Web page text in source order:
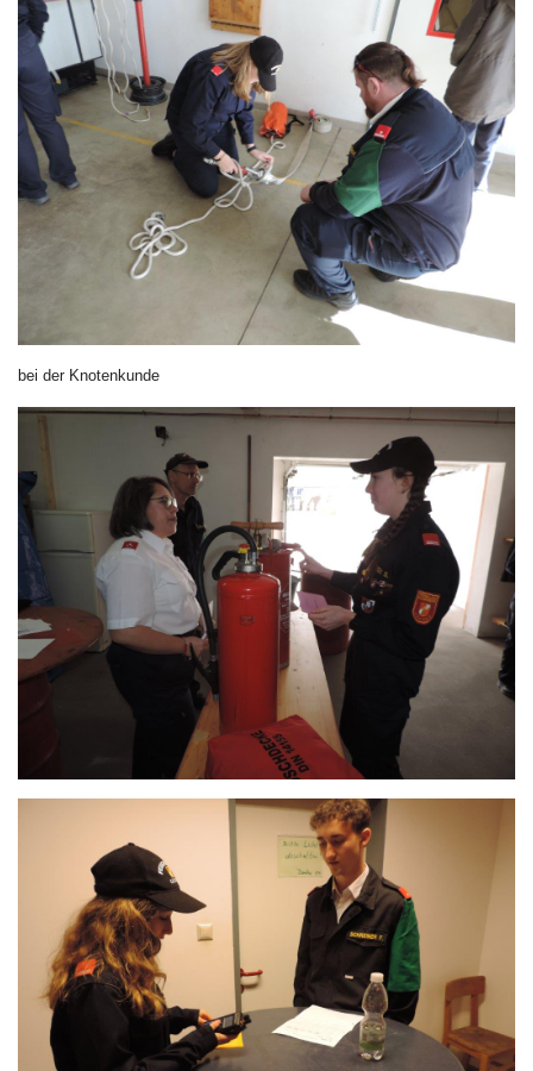
bei der Knotenkunde